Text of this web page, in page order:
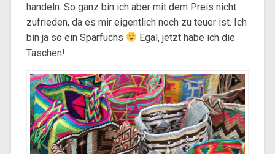
handeln. So ganz bin ich aber mit dem Preis nicht
zufrieden, da es mir eigentlich noch zu teuer ist. Ich
bin ja so ein Sparfuchs
Egal, jetzt habe ich die
Taschen!